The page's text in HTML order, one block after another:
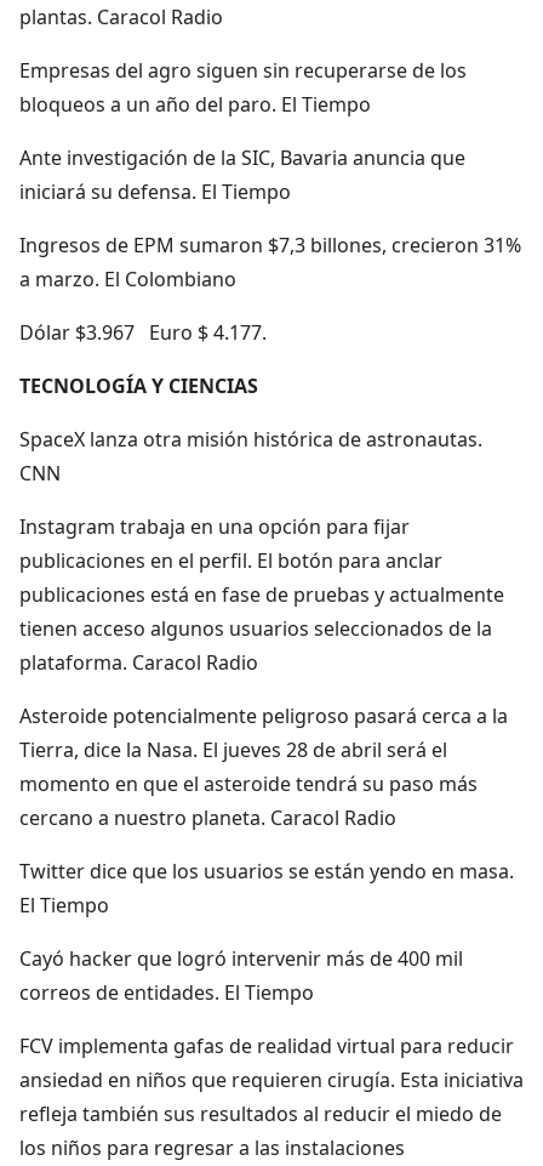
plantas. Caracol Radio
Empresas del agro siguen sin recuperarse de los
bloqueos a un año del paro. El Tiempo
Ante investigación de la SIC, Bavaria anuncia que
iniciará su defensa. El Tiempo
Ingresos de EPM sumaron $7,3 billones, crecieron 31%
a marzo. El Colombiano
Dólar $3.967 Euro $ 4.177.
TECNOLOGÍA Y CIENCIAS
SpaceX lanza otra misión histórica de astronautas.
CNN
Instagram trabaja en una opción para fijar
publicaciones en el perfil. El botón para anclar
publicaciones está en fase de pruebas y actualmente
tienen acceso algunos usuarios seleccionados de la
plataforma. Caracol Radio
Asteroide potencialmente peligroso pasará cerca a la
Tierra, dice la Nasa. El jueves 28 de abril será el
momento en que el asteroide tendrá su paso más
cercano a nuestro planeta. Caracol Radio
Twitter dice que los usuarios se están yendo en masa.
El Tiempo
Cayó hacker que logró intervenir más de 400 mil
correos de entidades. El Tiempo
FCV implementa gafas de realidad virtual para reducir
ansiedad en niños que requieren cirugía. Esta iniciativa
refleja también sus resultados al reducir el miedo de
los niños para regresar a las instalaciones